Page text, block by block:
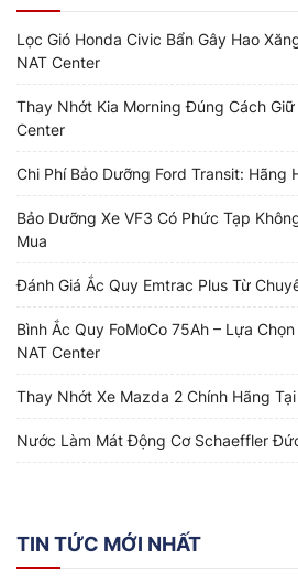
Lọc Gió Honda Civic Bẩn Gây Hao
NAT Center
Thay Nhớt Kia Morning Đúng Cách Giữ
Center
Chi Phí Bảo Dưỡng Ford Transit: Hãng
Bảo Dưỡng Xe VF3 Có Phức Tạp
Mua
Đánh Giá Ắc Quy Emtrac Plus Từ
Bình Ắc Quy FoMoCo 75Ah – Lựa
NAT Center
Thay Nhớt Xe Mazda 2 Chính Hãng
Nước Làm Mát Động Cơ Schaeffler
TIN TỨC MỚI NHẤT